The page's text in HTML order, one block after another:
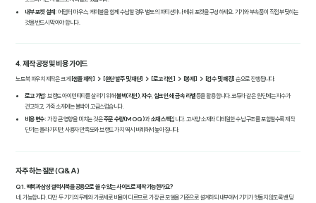
내부 포켓 설계: 어댑터, 마우스, 케이블을 함께 수납할 경우 별도의 파티션이나 메쉬 포켓을 구성하세요. 기기와 부속품이 직접 부딪히는
것을 반드시 막아야 합니다.
4. 제작 공정 및 비용 가이드
노트북 파우치 제작은 크게 [샘플 제작] → [원단 발주 및 재단] → [로고 각인] → [봉제] → [검수 및 패킹] 순으로 진행됩니다.
로고 기법: 브랜드 아이덴티티를 살리기 위해 불박(각인) ,자수, 실크 인쇄,금속 라벨등을 활용합니다. 코듀라 같은 원단에는 자수가
견고하고, 가죽 소재에는 불박이 고급스럽습니다.
비용 변수: 가장 큰 영향을 미치는 것은주문 수량(MOQ)과소재 스펙입니다. 고사양 소재와 디테일한 수납 구조를 포함할수록 제작
단가는 올라가지만, 사용자 만족도와 브랜드 가치 역시 비례해서 높아집니다.
자주 하는 질문 (Q&A)
Q1. 맥북과 삼성 갤럭시북을 공용으로 쓸 수 있는 사이즈로 제작 가능한가요?
네, 가능합니다. 다만 두 기기의 두께와 가로세로 비율이 다르므로, 가장 큰 모델을 기준으로 설계하되 내부에서 기기가 헛돌지 않도록 밴딩